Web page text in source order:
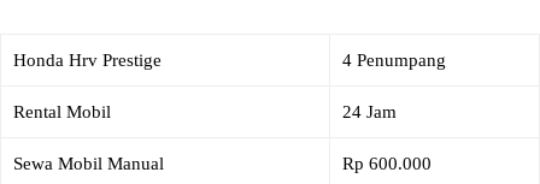
Honda Hrv Prestige 4 Penumpang
Rental Mobil 24 Jam
Sewa Mobil Manual Rp 600.000